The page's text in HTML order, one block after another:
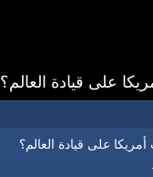
على قيادة العالم؟
على قيادة العالم؟